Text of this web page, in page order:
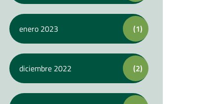
enero 2023 (1)
diciembre 2022 (2)